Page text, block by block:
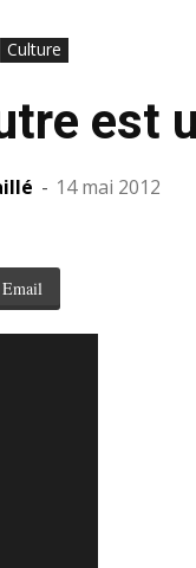
Culture
est
- 14 mai 2012
Email